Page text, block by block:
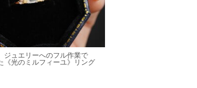
ジュエリーへのフル作業で
《光のミルフィーユ》リング